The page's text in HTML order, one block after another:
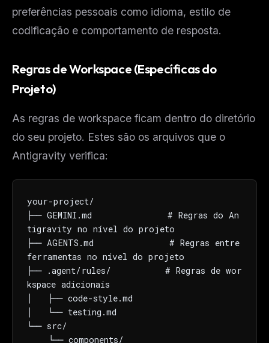
preferências pessoais como idioma, estilo de
codificação e comportamento de resposta.
Regras de Workspace (Específicas do
Projeto)
As regras de workspace ficam dentro do diretório
do seu projeto. Estes são os arquivos que o
Antigravity verifica:
your-project/
├── GEMINI.md              # Regras do An
tigravity no nível do projeto
├── AGENTS.md              # Regras entre
ferramentas no nível do projeto
├── .agent/rules/          # Regras de wor
kspace adicionais
│   ├── code-style.md
│   └── testing.md
└── src/